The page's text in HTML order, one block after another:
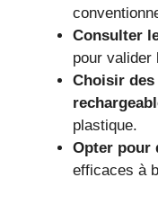
Consulter
pour valider
Choisir des
plastique.
Opter pour
efficaces à